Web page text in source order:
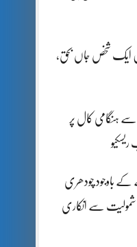
ایک شخص جاں بحق،
سے ہنگامی کال پر
باوجود چودھری
سے انکاری